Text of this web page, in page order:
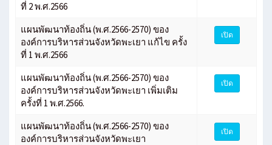
ที่ 2 พ.ศ.2566
แผนพัฒนาท้องถิ่น (พ.ศ.2566-2570) ของ
องค์การบริหารส่วนจังหวัดพะเยา แก้ไข ครั้ง
ที่ 1 พ.ศ.2566
เปิด
แผนพัฒนาท้องถิ่น (พ.ศ.2566-2570) ของ
องค์การบริหารส่วนจังหวัดพะเยา เพิ่มเติม
ครั้งที่ 1 พ.ศ.2566.
เปิด
แผนพัฒนาท้องถิ่น (พ.ศ.2566-2570) ของ
องค์การบริหารส่วนจังหวัดพะเยา
เปิด